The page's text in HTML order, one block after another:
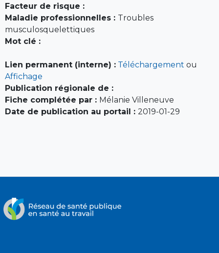
Facteur de risque :
Maladie professionnelles : Troubles
musculosquelettiques
Mot clé :
Lien permanent (interne) : Téléchargement ou
Affichage
Publication régionale de :
Fiche complétée par : Mélanie Villeneuve
Date de publication au portail : 2019-01-29